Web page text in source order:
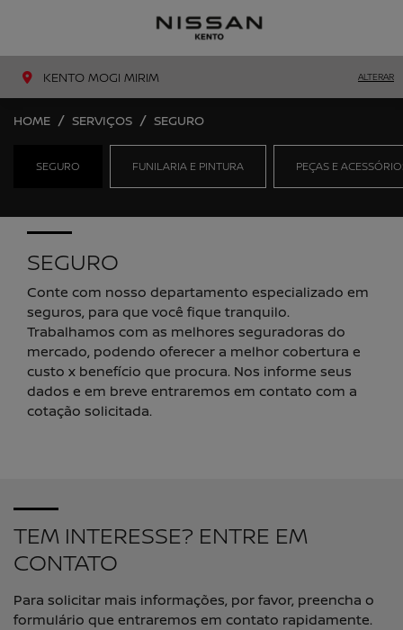
KENTO MOGI MIRIM ALTERAR
HOME SERVIÇOS SEGURO
FUNILARIA E PINTURA PEÇAS E
SEGURO
SEGURO
Conte com nosso departamento especializado em
seguros, para que você fique tranquilo.
Trabalhamos com as melhores seguradoras do
mercado, podendo oferecer a melhor cobertura e
custo x benefício que procura. Nos informe seus
dados e em breve entraremos em contato com a
cotação solicitada.
TEM INTERESSE? ENTRE EM
CONTATO
Para solicitar mais informações, por favor, preencha o
formulário que entraremos em contato rapidamente.